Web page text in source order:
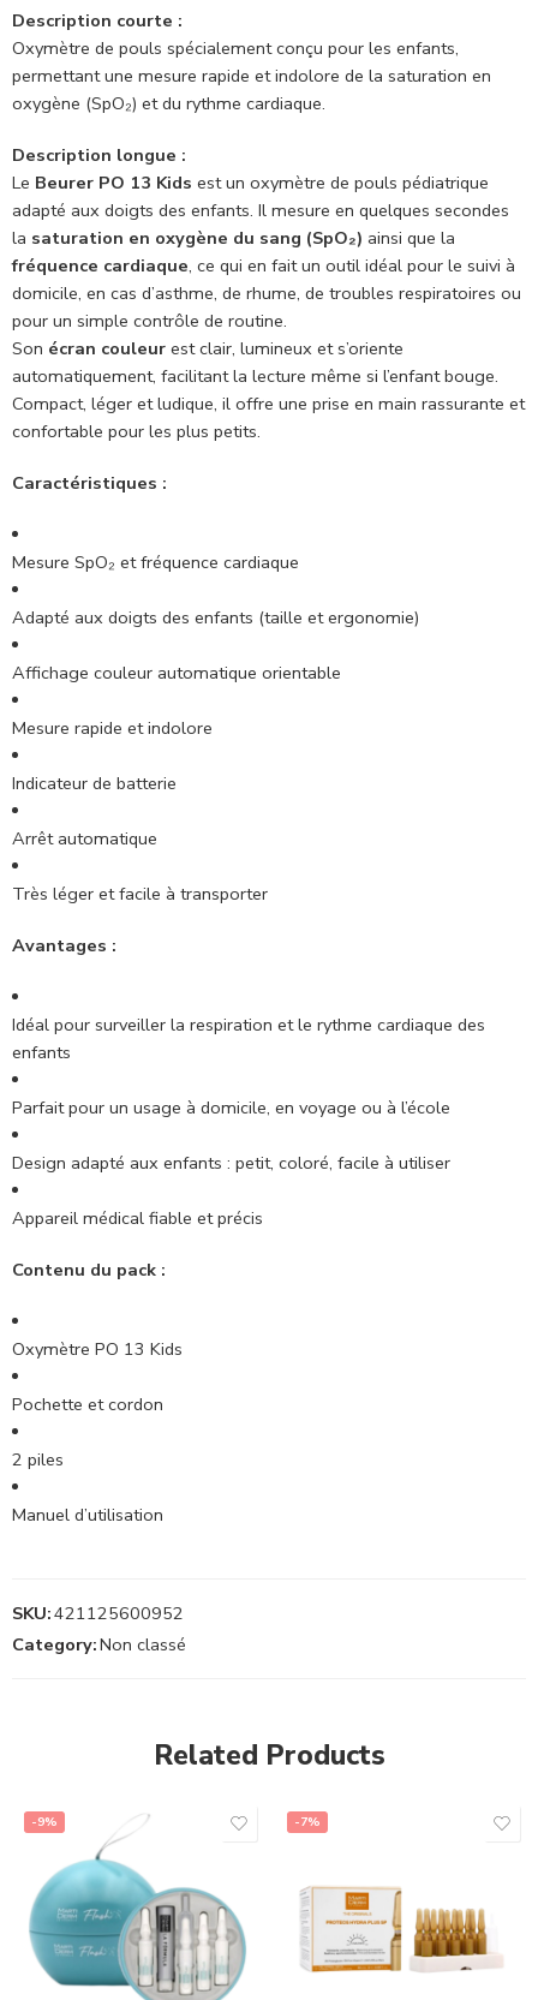
Description courte :
Oxymètre de pouls spécialement conçu pour les enfants,
permettant une mesure rapide et indolore de la saturation en
oxygène (SpO₂) et du rythme cardiaque.
Description longue :
Le Beurer PO 13 Kids est un oxymètre de pouls pédiatrique
adapté aux doigts des enfants. Il mesure en quelques secondes
la saturation en oxygène du sang (SpO₂) ainsi que la
fréquence cardiaque, ce qui en fait un outil idéal pour le suivi à
domicile, en cas d’asthme, de rhume, de troubles respiratoires ou
pour un simple contrôle de routine.
Son écran couleur est clair, lumineux et s’oriente
automatiquement, facilitant la lecture même si l’enfant bouge.
Compact, léger et ludique, il offre une prise en main rassurante et
confortable pour les plus petits.
Caractéristiques :
Mesure SpO₂ et fréquence cardiaque
Adapté aux doigts des enfants (taille et ergonomie)
Affichage couleur automatique orientable
Mesure rapide et indolore
Indicateur de batterie
Arrêt automatique
Très léger et facile à transporter
Avantages :
Idéal pour surveiller la respiration et le rythme cardiaque des
enfants
Parfait pour un usage à domicile, en voyage ou à l’école
Design adapté aux enfants : petit, coloré, facile à utiliser
Appareil médical fiable et précis
Contenu du pack :
Oxymètre PO 13 Kids
Pochette et cordon
2 piles
Manuel d’utilisation
SKU:421125600952
Category:Non classé
Related Products
-9% -7%